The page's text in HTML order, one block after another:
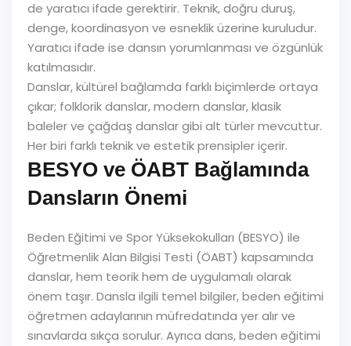
de yaratıcı ifade gerektirir. Teknik, doğru duruş,
denge, koordinasyon ve esneklik üzerine kuruludur.
Yaratıcı ifade ise dansın yorumlanması ve özgünlük
katılmasıdır.
Danslar, kültürel bağlamda farklı biçimlerde ortaya
çıkar; folklorik danslar, modern danslar, klasik
baleler ve çağdaş danslar gibi alt türler mevcuttur.
Her biri farklı teknik ve estetik prensipler içerir.
BESYO ve ÖABT Bağlamında
Dansların Önemi
Beden Eğitimi ve Spor Yüksekokulları (BESYO) ile
Öğretmenlik Alan Bilgisi Testi (ÖABT) kapsamında
danslar, hem teorik hem de uygulamalı olarak
önem taşır. Dansla ilgili temel bilgiler, beden eğitimi
öğretmen adaylarının müfredatında yer alır ve
sınavlarda sıkça sorulur. Ayrıca dans, beden eğitimi